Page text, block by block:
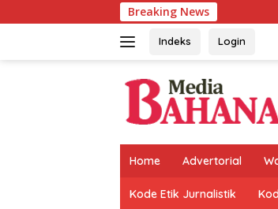
ke
Breaking News
Indeks Login
Home Advertorial
Kode Etik Jurnalistik